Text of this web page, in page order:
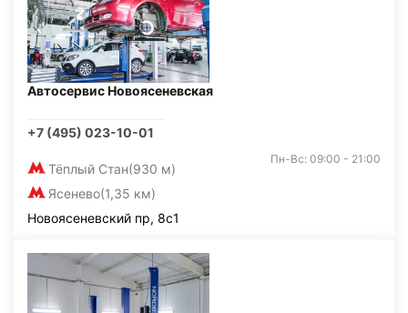
Автосервис Новоясеневская
+7 (495) 023-10-01
Тёплый Стан(930 м)
Ясенево(1,35 км)
Пн-Вс: 09:00 - 21:00
Новоясеневский пр, 8с1